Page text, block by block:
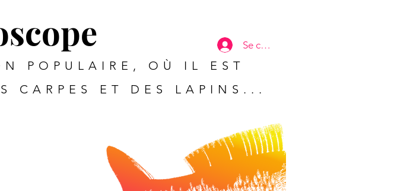
POPULAIRE, OÙ IL EST
CARPES ET DES LAPINS...
Se connecter